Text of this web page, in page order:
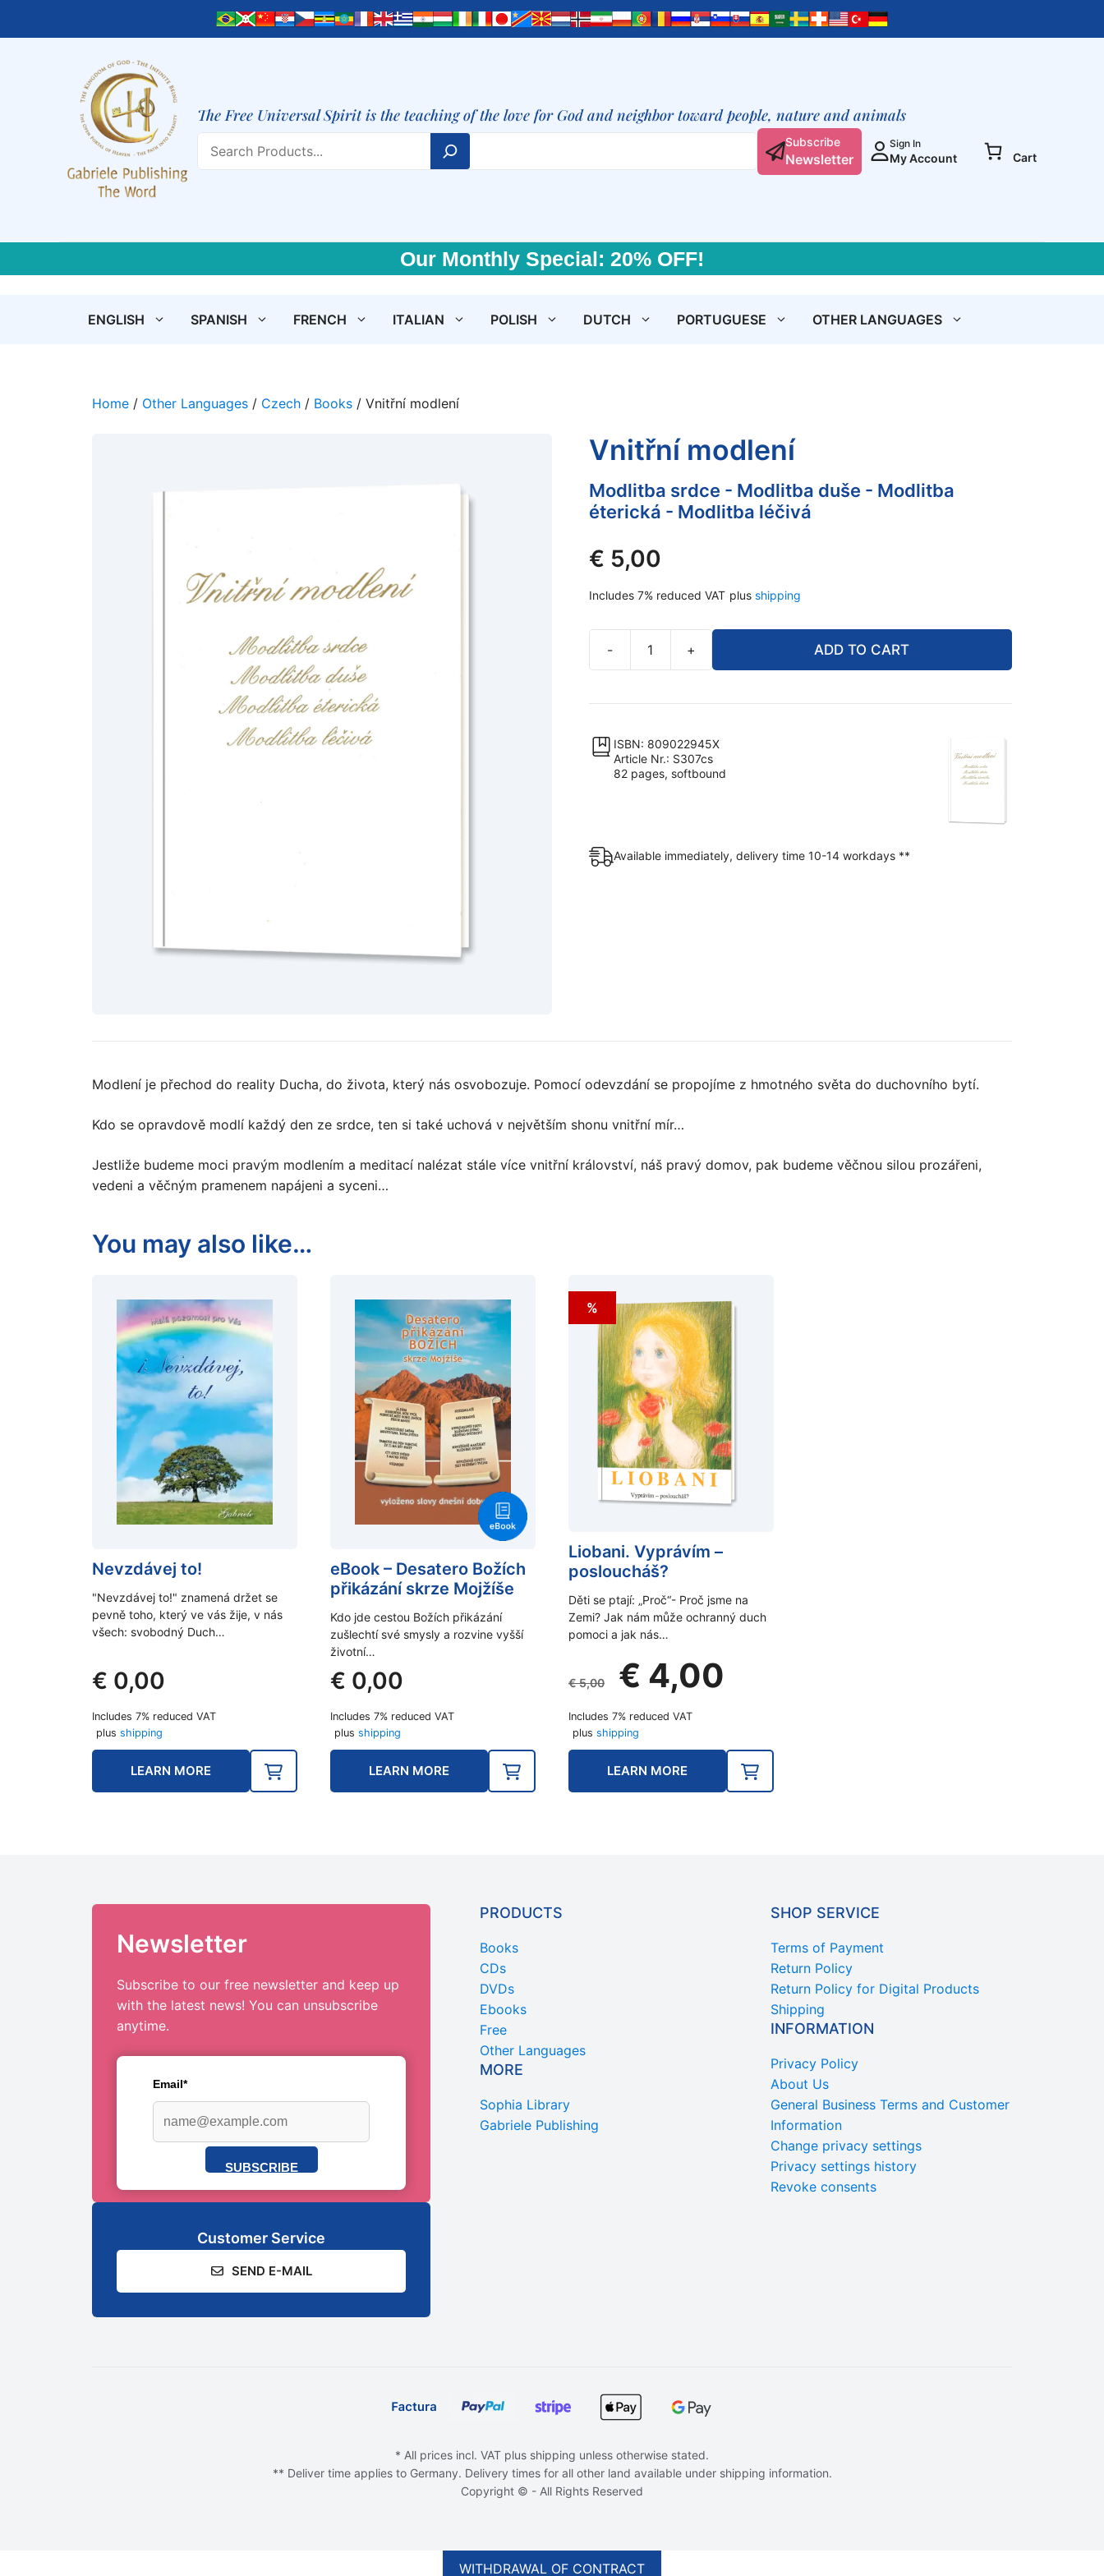
The Free Universal Spirit is the teaching of the love for God and neighbor toward people, nature and animals
Subscribe
Newsletter
Sign In
My Account Cart
Our Monthly Special: 20% OFF!
ENGLISH SPANISH FRENCH ITALIAN POLISH DUTCH PORTUGUESE OTHER LANGUAGES
Home / Other Languages / Czech / Books / Vnitřní modlení
Vnitřní modlení
Modlitba srdce - Modlitba duše - Modlitba
éterická - Modlitba léčivá
€ 5,00
Includes 7% reduced VAT plus shipping
-
quantity
+ ADD TO CART
ISBN: 809022945X
Article Nr.: S307cs
82 pages, softbound
Available immediately, delivery time 10-14 workdays **
Modlení je přechod do reality Ducha, do života, který nás osvobozuje. Pomocí odevzdání se propojíme z hmotného světa do duchovního bytí.
Kdo se opravdově modlí každý den ze srdce, ten si také uchová v největším shonu vnitřní mír…
Jestliže budeme moci pravým modlením a meditací nalézat stále více vnitřní království, náš pravý domov, pak budeme věčnou silou prozářeni,
vedeni a věčným pramenem napájeni a syceni…
You may also like…
Nevzdávej to!
"Nevzdávej to!" znamená držet se
pevně toho, který ve vás žije, v nás
všech: svobodný Duch…
€ 0,00
Includes 7% reduced VAT
plus shipping
LEARN MORE
eBook – Desatero Božích
přikázání skrze Mojžíše
Kdo jde cestou Božích přikázání
zušlechtí své smysly a rozvine vyšší
životní…
€ 0,00
Includes 7% reduced VAT
plus shipping
LEARN MORE
%
Liobani. Vyprávím –
posloucháš?
Děti se ptají: „Proč“- Proč jsme na
Zemi? Jak nám může ochranný duch
pomoci a jak nás…
€5,00
Original
price
was:
€ 5,00.
€ 4,00
Includes 7% reduced VAT
plus shipping
LEARN MORE
Newsletter
Subscribe to our free newsletter and keep up
with the latest news! You can unsubscribe
anytime.
Email*
SUBSCRIBE
Customer Service
SEND E-MAIL
PRODUCTS
Books
CDs
DVDs
Ebooks
Free
Other Languages
MORE
Sophia Library
Gabriele Publishing
SHOP SERVICE
Terms of Payment
Return Policy
Return Policy for Digital Products
Shipping
INFORMATION
Privacy Policy
About Us
General Business Terms and Customer
Information
Change privacy settings
Privacy settings history
Revoke consents
* All prices incl. VAT plus shipping unless otherwise stated.
** Deliver time applies to Germany. Delivery times for all other land available under shipping information.
Copyright © - All Rights Reserved
quantity
WITHDRAWAL OF CONTRACT